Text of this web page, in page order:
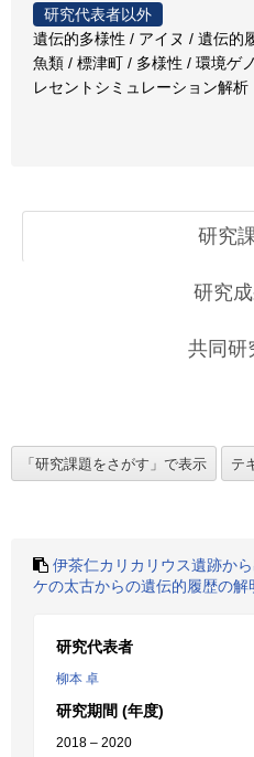
研究代表者以外
遺伝的多様性 / アイヌ / 遺伝的
魚類 / 標津町 / 多様性 / 環境ゲ
レセントシミュレーション解析
研究
研究
共同研
伊茶仁カリカリウス遺跡か
ケの太古からの遺伝的履歴の解
研究代表者
柳本 卓
研究期間 (年度)
2018 – 2020